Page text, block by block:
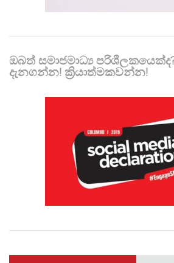
ඔබත් සමාජමාධ්‍ය
දැනගන්න! ක්‍රියාත්මකවන්න!